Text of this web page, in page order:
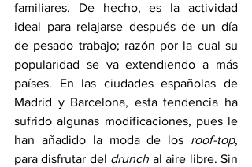
familiares. De hecho, es la actividad
ideal para relajarse después de un día
de pesado trabajo; razón por la cual su
popularidad se va extendiendo a más
países. En las ciudades españolas de
Madrid y Barcelona, esta tendencia ha
sufrido algunas modificaciones, pues le
han añadido la moda de los roof-top,
para disfrutar del drunch al aire libre. Sin